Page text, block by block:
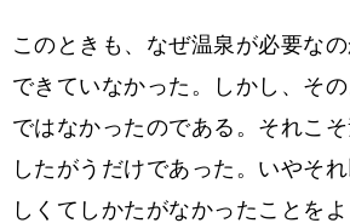
このときも、なぜ温泉が必要な
できていなかった。しかし、そ
ではなかったのである。それこ
したがうだけであった。いやそ
しくてしかたがなかったことをよ